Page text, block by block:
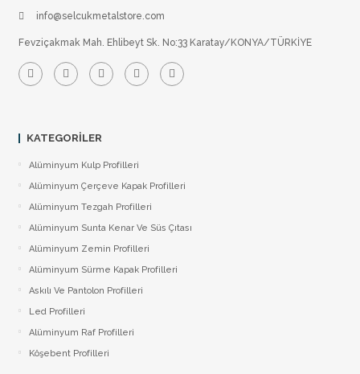
info@selcukmetalstore.com
Fevziçakmak Mah. Ehlibeyt Sk. No:33 Karatay/KONYA/TÜRKİYE
KATEGORILER
Alüminyum Kulp Profilleri
Alüminyum Çerçeve Kаpаk Profilleri
Alüminyum Tezgah Profilleri
Alüminyum Sunta Kenar Ve Süs Çıtası
Alüminyum Zemin Profilleri
Alüminyum Sürme Kapak Profilleri
Askılı Ve Pantolon Profilleri
Led Profilleri
Alüminyum Raf Profilleri
Köşebent Profilleri